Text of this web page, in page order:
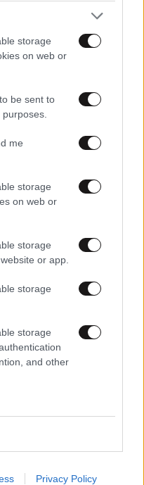
storage
on web or
be sent to
me
storage
on web or
storage
or app.
storage
storage
and other
Privacy Policy
16:11
θα τον βλέπουμε
17:19
στην πειραιως ε?
χρονια μόνο εσυ και
ψηφίζετε